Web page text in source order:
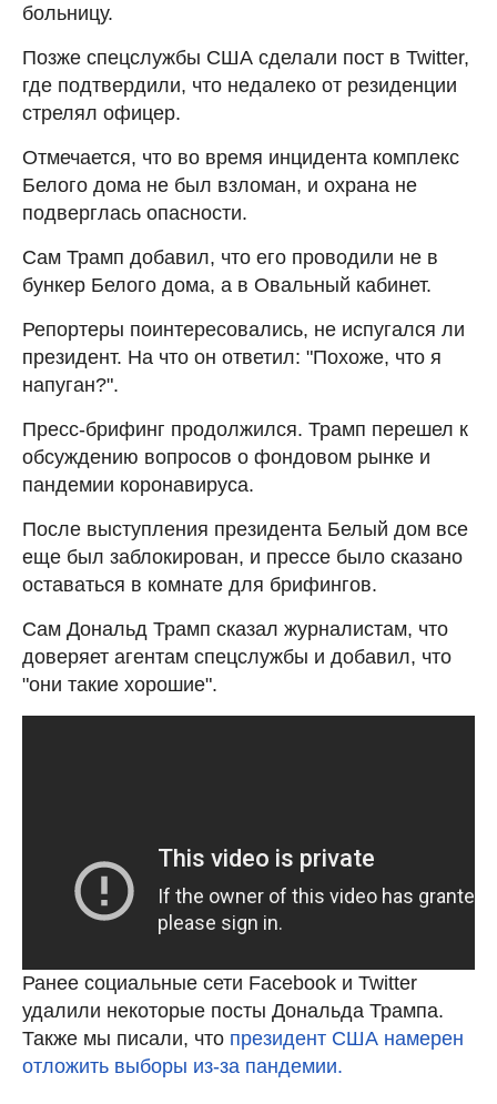
больницу.
Позже спецслужбы США сделали пост в Twitter,
где подтвердили, что недалеко от резиденции
стрелял офицер.
Отмечается, что во время инцидента комплекс
Белого дома не был взломан, и охрана не
подверглась опасности.
Сам Трамп добавил, что его проводили не в
бункер Белого дома, а в Овальный кабинет.
Репортеры поинтересовались, не испугался ли
президент. На что он ответил: "Похоже, что я
напуган?".
Пресс-брифинг продолжился. Трамп перешел к
обсуждению вопросов о фондовом рынке и
пандемии коронавируса.
После выступления президента Белый дом все
еще был заблокирован, и прессе было сказано
оставаться в комнате для брифингов.
Сам Дональд Трамп сказал журналистам, что
доверяет агентам спецслужбы и добавил, что
"они такие хорошие".
Ранее социальные сети Facebook и Twitter
удалили некоторые посты Дональда Трампа.
Также мы писали, что президент США намерен
отложить выборы из-за пандемии.